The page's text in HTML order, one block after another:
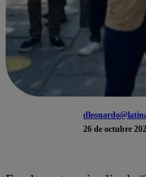
26 de octubre